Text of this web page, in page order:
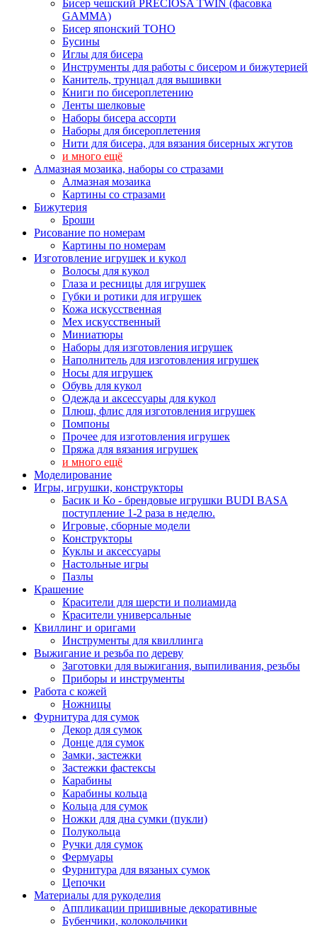
Бисер чешский PRECIOSA TWIN (фасовка
GAMMA)
Бисер японский TOHO
Бусины
Иглы для бисера
Инструменты для работы с бисером и бижутерией
Канитель, трунцал для вышивки
Книги по бисероплетению
Ленты шелковые
Наборы бисера ассорти
Наборы для бисероплетения
Нити для бисера, для вязания бисерных жгутов
и много ещё
Алмазная мозаика, наборы со стразами
Алмазная мозаика
Картины co стразами
Бижутерия
Броши
Рисование по номерам
Картины по номерам
Изготовление игрушек и кукол
Волосы для кукол
Глаза и ресницы для игрушек
Губки и ротики для игрушек
Кожа искусственная
Мех искусственный
Миниатюры
Наборы для изготовления игрушек
Наполнитель для изготовления игрушек
Носы для игрушек
Обувь для кукол
Одежда и аксессуары для кукол
Плюш, флис для изготовления игрушек
Помпоны
Прочее для изготовления игрушек
Пряжа для вязания игрушек
и много ещё
Моделирование
Игры, игрушки, конструкторы
Басик и Ко - брендовые игрушки BUDI BASA
поступление 1-2 раза в неделю.
Игровые, сборные модели
Конструкторы
Куклы и аксессуары
Настольные игры
Пазлы
Крашение
Красители для шерсти и полиамида
Красители универсальные
Квиллинг и оригами
Инструменты для квиллинга
Выжигание и резьба по дереву
Заготовки для выжигания, выпиливания, резьбы
Приборы и инструменты
Работа с кожей
Ножницы
Фурнитура для сумок
Декор для сумок
Донце для сумок
Замки, застежки
Застежки фастексы
Карабины
Карабины кольца
Кольца для сумок
Ножки для дна сумки (пукли)
Полукольца
Ручки для сумок
Фермуары
Фурнитура для вязаных сумок
Цепочки
Материалы для рукоделия
Аппликации пришивные декоративные
Бубенчики, колокольчики